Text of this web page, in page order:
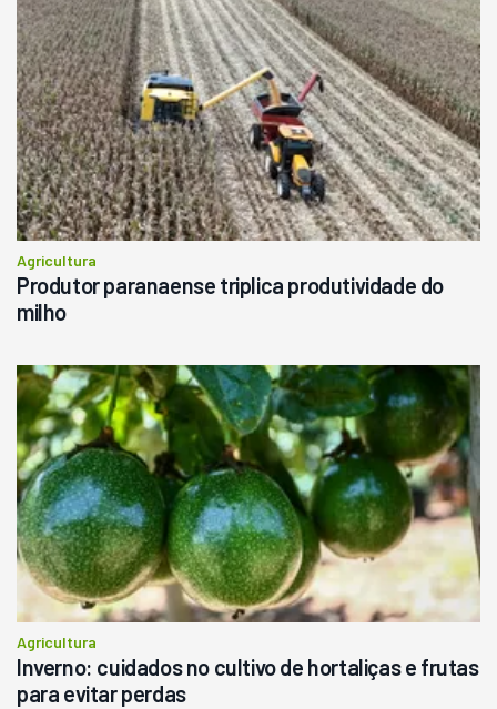
Agricultura
Produtor paranaense triplica produtividade do
milho
Agricultura
Inverno: cuidados no cultivo de hortaliças e frutas
para evitar perdas